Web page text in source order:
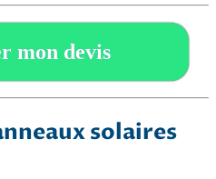
mon devis
solaires